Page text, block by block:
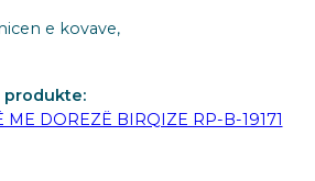
e kovave,
produkte:
ME DOREZË BIRQIZE RP-B-19171